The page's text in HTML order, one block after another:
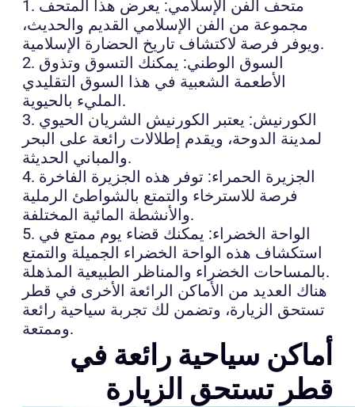
1. متحف الفن الإسلامي: يعرض هذا المتحف
مجموعة من الفن الإسلامي القديم والحديث،
ويوفر فرصة لاكتشاف تاريخ الحضارة الإسلامية.
2. السوق الوطني: يمكنك التسوق وتذوق
الأطعمة الشعبية في هذا السوق التقليدي
المليء بالحيوية.
3. الكورنيش: يعتبر الكورنيش الشريان الحيوي
لمدينة الدوحة، ويقدم إطلالات رائعة على البحر
والمباني الحديثة.
4. الجزيرة الحمراء: توفر هذه الجزيرة الفاخرة
فرصة للاسترخاء والتمتع بالشواطئ الرملية
والأنشطة المائية المختلفة.
5. الواحة الخضراء: يمكنك قضاء يوم ممتع في
استكشاف هذه الواحة الخضراء الجميلة والتمتع
بالمساحات الخضراء والمناظر الطبيعية المذهلة.
هناك العديد من الأماكن الرائعة الأخرى في قطر
تستحق الزيارة، وتضمن لك تجربة سياحية رائعة
وممتعة.
أماكن سياحية رائعة في
قطر تستحق الزيارة